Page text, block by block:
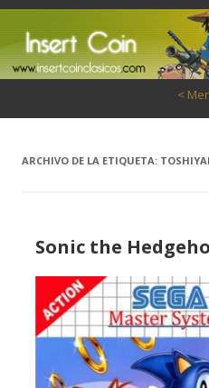
<
ARCHIVO DE LA ETIQUETA:
Sonic the